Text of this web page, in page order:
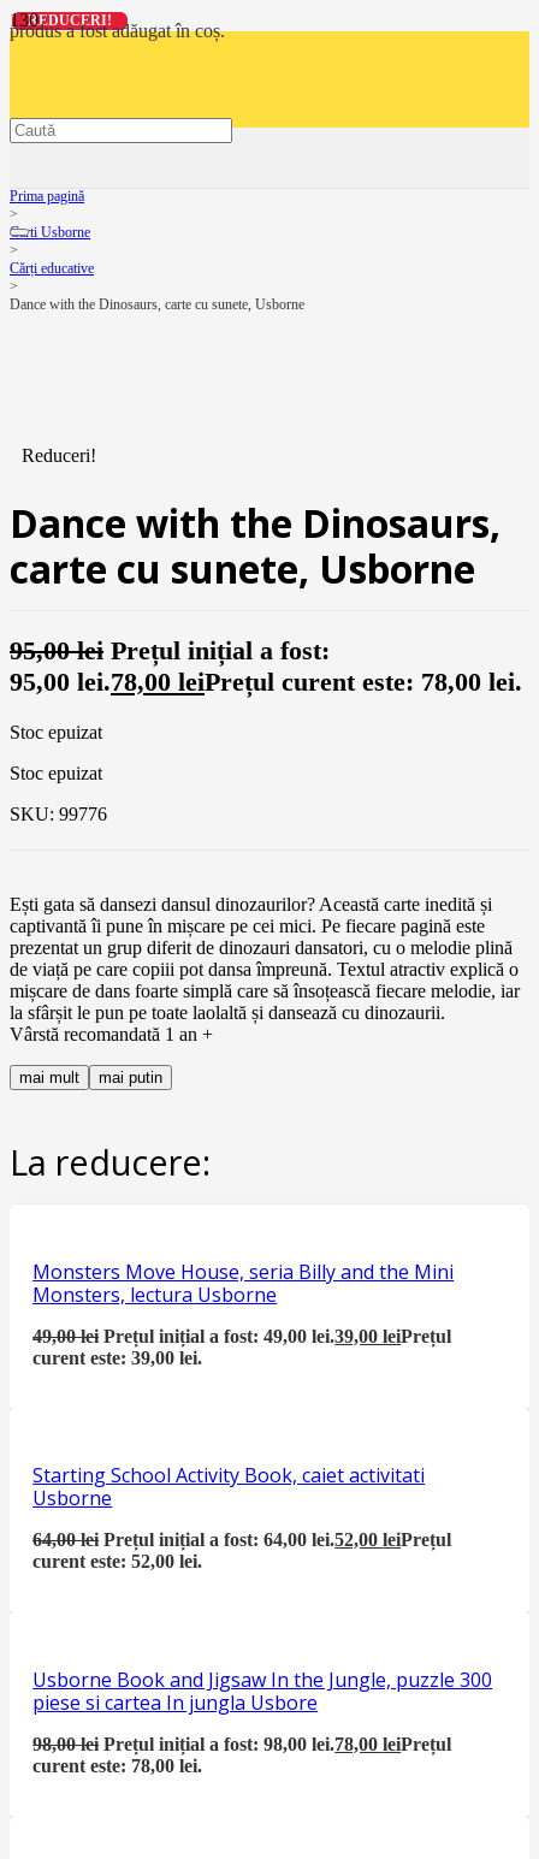
produsa fost adăugat în coș.
Prima pagină
>
Carti Usborne
>
Cărți educative
>
Dance with the Dinosaurs, carte cu sunete, Usborne
Reduceri!
Dance with the Dinosaurs,
carte cu sunete, Usborne
95,00lei Prețul inițial a fost:
95,00 lei.78,00 leiPrețul curent este: 78,00 lei.
Stoc epuizat
Stoc epuizat
SKU: 99776
Ești gata să dansezi dansul dinozaurilor? Această carte inedită și
captivantă îi pune în mișcare pe cei mici. Pe fiecare pagină este
prezentat un grup diferit de dinozauri dansatori, cu o melodie plină
de viață pe care copiii pot dansa împreună. Textul atractiv explică o
mișcare de dans foarte simplă care să însoțească fiecare melodie, iar
la sfârșit le pun pe toate laolaltă și dansează cu dinozaurii.
Vârstă recomandată 1 an +
mai mult mai putin
La reducere:
REDUCERI!
Monsters Move House, seria Billy and the Mini
Monsters, lectura Usborne
49,00lei Prețul inițial a fost: 49,00 lei.39,00leiPrețul
curent este: 39,00 lei.
REDUCERI!
Starting School Activity Book, caiet activitati
Usborne
64,00lei Prețul inițial a fost: 64,00 lei.52,00leiPrețul
curent este: 52,00 lei.
REDUCERI!
Usborne Book and Jigsaw In the Jungle, puzzle 300
piese si cartea In jungla Usbore
98,00lei Prețul inițial a fost: 98,00 lei.78,00leiPrețul
curent este: 78,00 lei.
REDUCERI!